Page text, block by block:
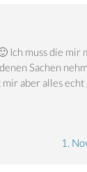
Ich muss die mir
Sachen
aber alles echt
1.